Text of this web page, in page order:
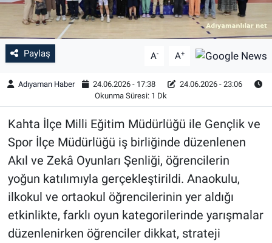
Paylaş A- A+
Adıyaman Haber 24.06.2026 - 17:38
24.06.2026 - 23:06
Okunma Süresi: 1 Dk
Kahta İlçe Milli Eğitim Müdürlüğü ile Gençlik ve
Spor İlçe Müdürlüğü iş birliğinde düzenlenen
Akıl ve Zekâ Oyunları Şenliği, öğrencilerin
yoğun katılımıyla gerçekleştirildi. Anaokulu,
ilkokul ve ortaokul öğrencilerinin yer aldığı
etkinlikte, farklı oyun kategorilerinde yarışmalar
düzenlenirken öğrenciler dikkat, strateji
Eğitim
Ekonomi
Çevre
BİLİM VE TEKNOLOJİ
Şambayat Haber